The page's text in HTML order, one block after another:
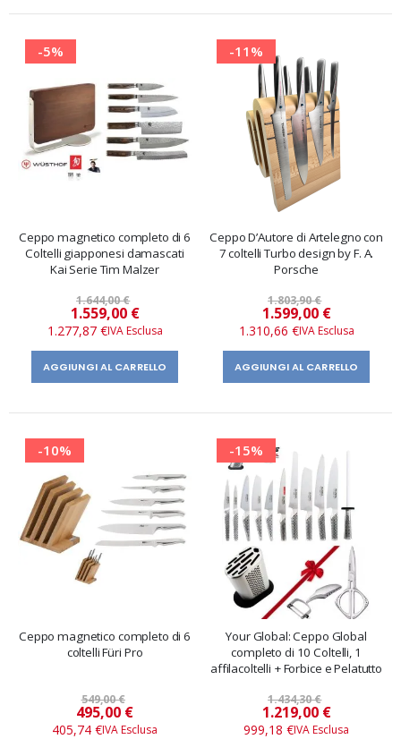
-5%
Ceppo magnetico completo di 6
Coltelli giapponesi damascati
Kai Serie Tim Malzer
1.644,00 €
Prezzo
speciale
1.559,00 €
1.277,87 €
AGGIUNGI AL CARRELLO
-11%
Ceppo D’Autore di Artelegno con
7 coltelli Turbo design by F. A.
Porsche
1.803,90 €
Prezzo
speciale
1.599,00 €
1.310,66 €
AGGIUNGI AL CARRELLO
-10%
Ceppo magnetico completo di 6
coltelli Füri Pro
549,00 €
Prezzo
speciale
495,00 €
405,74 €
-15%
Your Global: Ceppo Global
completo di 10 Coltelli, 1
affilacoltelli + Forbice e Pelatutto
1.434,30 €
Prezzo
speciale
1.219,00 €
999,18 €